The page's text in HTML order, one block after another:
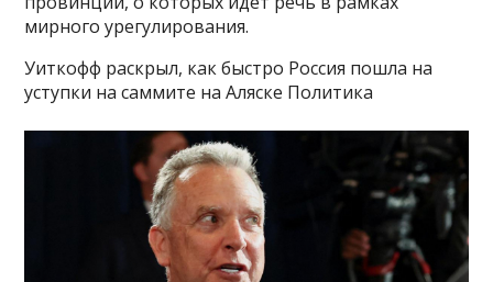
мирного урегулирования.
Уиткофф раскрыл, как быстро Россия пошла на
уступки на саммите на Аляске Политика